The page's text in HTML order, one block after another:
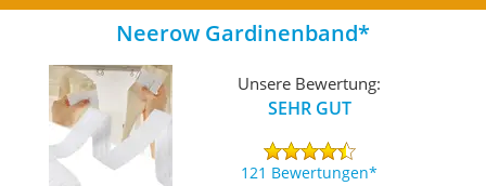
Neerow Gardinenband
Unsere Bewertung:
SEHR GUT
121 Bewertungen